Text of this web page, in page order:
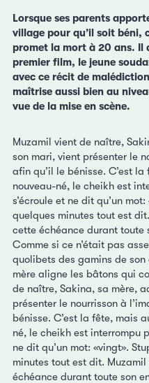
Lorsque ses parents
village pour qu’il soit béni,
promet la mort à 20 ans. Il
premier film, le jeune
avec ce récit de
maîtrise aussi bien au
vue de la mise en scène.
Muzamil vient de naître,
son mari, vient présenter le
afin qu’il le bénisse. C’est
nouveau-né, le cheikh est
s’écroule et ne dit qu’un
quelques minutes tout est
cette échéance durant toute
Comme si ce n’était pas
quolibets des gamins de son
mère aligne les bâtons qui
de naître, Sakina, sa mère,
présenter le nourrisson à
bénisse. C’est la fête, mais
né, le cheikh est interrompu
ne dit qu’un mot: «vingt».
minutes tout est dit.
échéance durant toute son